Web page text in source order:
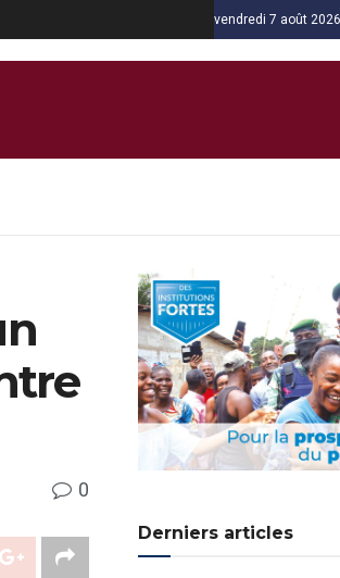
vendredi 7 août 2026
0
Derniers articles